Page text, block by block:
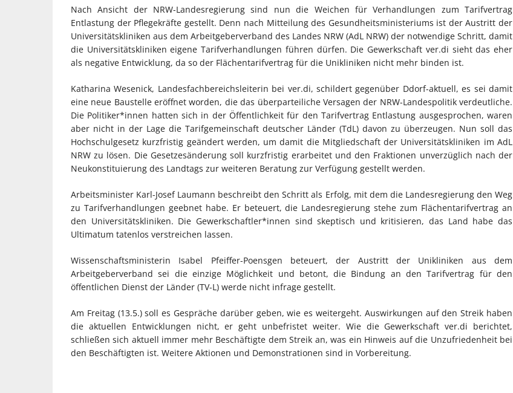
Nach Ansicht der NRW-Landesregierung sind nun die Weichen für Verhandlungen zum Tarifvertrag
Entlastung der Pflegekräfte gestellt. Denn nach Mitteilung des Gesundheitsministeriums ist der Austritt der
Universitätskliniken aus dem Arbeitgeberverband des Landes NRW (AdL NRW) der notwendige Schritt, damit
die Universitätskliniken eigene Tarifverhandlungen führen dürfen. Die Gewerkschaft ver.di sieht das eher
als negative Entwicklung, da so der Flächentarifvertrag für die Unikliniken nicht mehr binden ist.
Katharina Wesenick, Landesfachbereichsleiterin bei ver.di, schildert gegenüber Ddorf-aktuell, es sei damit
eine neue Baustelle eröffnet worden, die das überparteiliche Versagen der NRW-Landespolitik verdeutliche.
Die Politiker*innen hatten sich in der Öffentlichkeit für den Tarifvertrag Entlastung ausgesprochen, waren
aber nicht in der Lage die Tarifgemeinschaft deutscher Länder (TdL) davon zu überzeugen. Nun soll das
Hochschulgesetz kurzfristig geändert werden, um damit die Mitgliedschaft der Universitätskliniken im AdL
NRW zu lösen. Die Gesetzesänderung soll kurzfristig erarbeitet und den Fraktionen unverzüglich nach der
Neukonstituierung des Landtags zur weiteren Beratung zur Verfügung gestellt werden.
Arbeitsminister Karl-Josef Laumann beschreibt den Schritt als Erfolg, mit dem die Landesregierung den Weg
zu Tarifverhandlungen geebnet habe. Er beteuert, die Landesregierung stehe zum Flächentarifvertrag an
den Universitätskliniken. Die Gewerkschaftler*innen sind skeptisch und kritisieren, das Land habe das
Ultimatum tatenlos verstreichen lassen.
Wissenschaftsministerin Isabel Pfeiffer-Poensgen beteuert, der Austritt der Unikliniken aus dem
Arbeitgeberverband sei die einzige Möglichkeit und betont, die Bindung an den Tarifvertrag für den
öffentlichen Dienst der Länder (TV-L) werde nicht infrage gestellt.
Am Freitag (13.5.) soll es Gespräche darüber geben, wie es weitergeht. Auswirkungen auf den Streik haben
die aktuellen Entwicklungen nicht, er geht unbefristet weiter. Wie die Gewerkschaft ver.di berichtet,
schließen sich aktuell immer mehr Beschäftigte dem Streik an, was ein Hinweis auf die Unzufriedenheit bei
den Beschäftigten ist. Weitere Aktionen und Demonstrationen sind in Vorbereitung.